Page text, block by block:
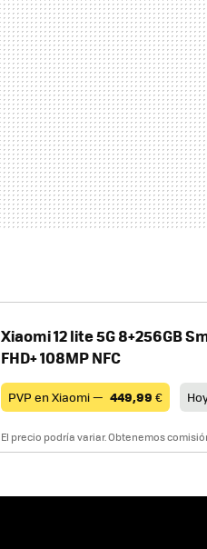
Xiaomi 12 lite 5G 8+256GB
FHD+ 108MP NFC
PVP en Xiaomi — 449,99 €
El precio podría variar. Obtenemos